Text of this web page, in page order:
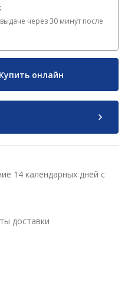
выдаче через 30 минут после
Купить онлайн
14 календарных дней с
доставки